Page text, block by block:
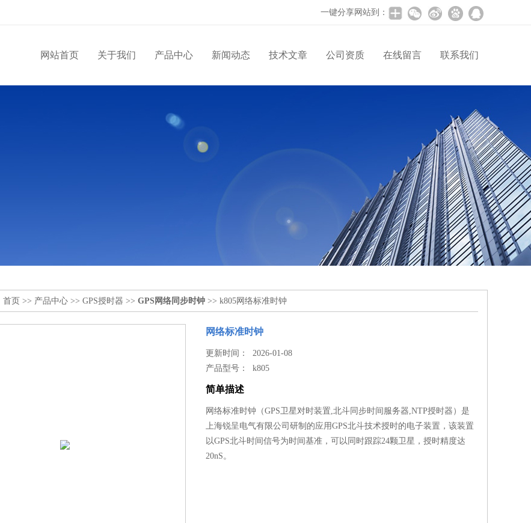
一键分享网站到：
网站首页 关于我们 产品中心 新闻动态 技术文章 公司资质 在线留言 联系我们
首页 >> 产品中心 >> GPS授时器 >> GPS网络同步时钟 >> k805网络标准时钟
网络标准时钟
更新时间： 2026-01-08
产品型号：k805
简单描述
网络标准时钟（GPS卫星对时装置,北斗同步时间服务器,NTP授时器）是
上海锐呈电气有限公司研制的应用GPS北斗技术授时的电子装置，该装置
以GPS北斗时间信号为时间基准，可以同时跟踪24颗卫星，授时精度达
20nS。